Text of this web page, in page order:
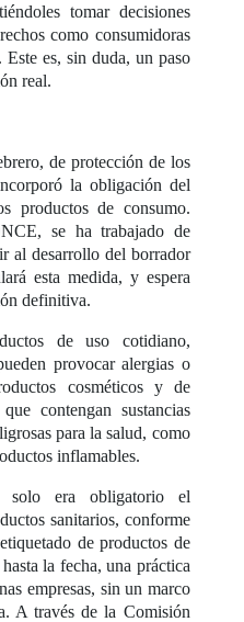
tomar decisiones
como consumidoras
es, sin duda, un paso
real.
de protección de los
la obligación del
productos de consumo.
se ha trabajado de
al desarrollo del borrador
esta medida, y espera
definitiva.
de uso cotidiano,
provocar alergias o
cosméticos y de
contengan sustancias
para la salud, como
inflamables.
solo era obligatorio el
sanitarios, conforme
de productos de
la fecha, una práctica
empresas, sin un marco
A través de la Comisión